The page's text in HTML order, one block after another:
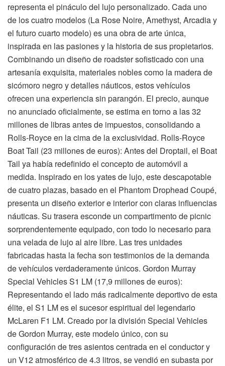
representa el pináculo del lujo personalizado. Cada uno
de los cuatro modelos (La Rose Noire, Amethyst, Arcadia y
el futuro cuarto modelo) es una obra de arte única,
inspirada en las pasiones y la historia de sus propietarios.
Combinando un diseño de roadster sofisticado con una
artesanía exquisita, materiales nobles como la madera de
sicómoro negro y detalles náuticos, estos vehículos
ofrecen una experiencia sin parangón. El precio, aunque
no anunciado oficialmente, se estima en torno a las 32
millones de libras antes de impuestos, consolidando a
Rolls-Royce en la cima de la exclusividad. Rolls-Royce
Boat Tail (23 millones de euros): Antes del Droptail, el Boat
Tail ya había redefinido el concepto de automóvil a
medida. Inspirado en los yates de lujo, este descapotable
de cuatro plazas, basado en el Phantom Drophead Coupé,
presenta un diseño exterior e interior con claras influencias
náuticas. Su trasera esconde un compartimento de picnic
sorprendentemente equipado, con todo lo necesario para
una velada de lujo al aire libre. Las tres unidades
fabricadas hasta la fecha son testimonios de la demanda
de vehículos verdaderamente únicos. Gordon Murray
Special Vehicles S1 LM (17,9 millones de euros):
Representando el lado más radicalmente deportivo de esta
élite, el S1 LM es el sucesor espiritual del legendario
McLaren F1 LM. Creado por la división Special Vehicles
de Gordon Murray, este modelo único, con su
configuración de tres asientos centrada en el conductor y
un V12 atmosférico de 4.3 litros, se vendió en subasta por